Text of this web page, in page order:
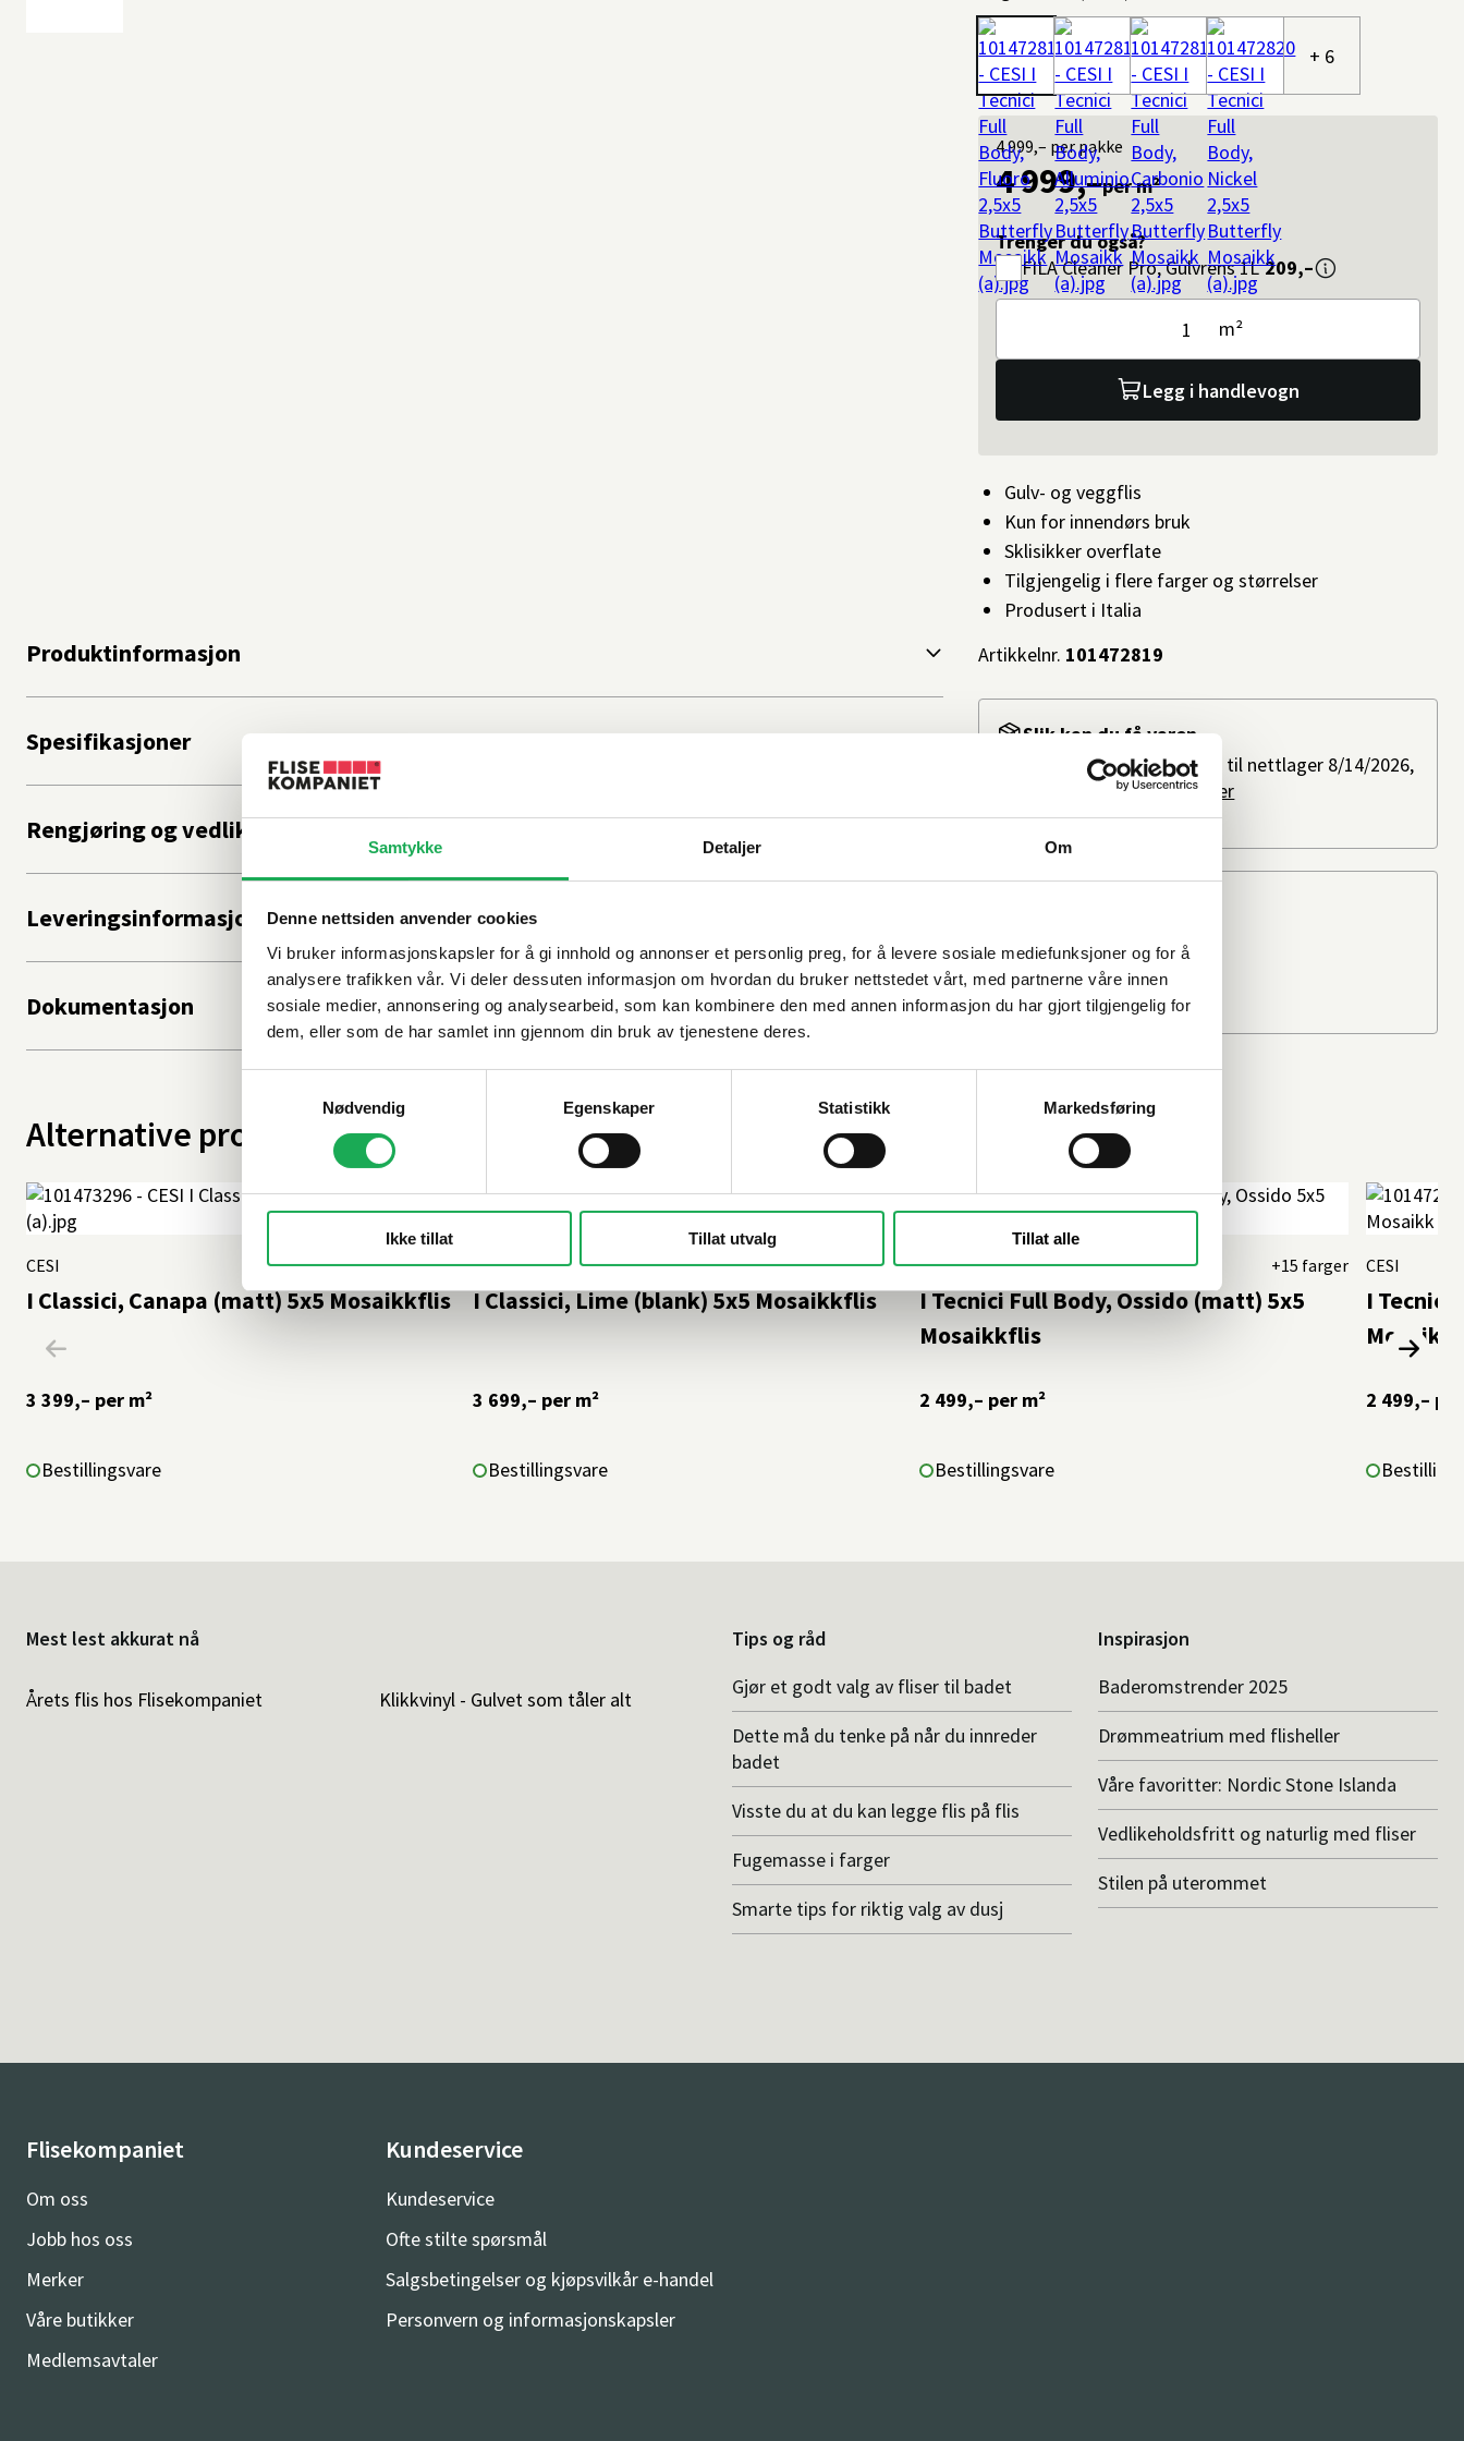
Samtykke Detaljer Om
Denne nettsiden anvender cookies
Vi bruker informasjonskapsler for å gi innhold og annonser et personlig preg, for å levere sosiale mediefunksjoner og for å
analysere trafikken vår. Vi deler dessuten informasjon om hvordan du bruker nettstedet vårt, med partnerne våre innen
sosiale medier, annonsering og analysearbeid, som kan kombinere den med annen informasjon du har gjort tilgjengelig for
dem, eller som de har samlet inn gjennom din bruk av tjenestene deres.
Nødvendig
Egenskaper Statistikk Markedsføring
Ikke tillat Tillat utvalg Tillat alle
+ 6
4 999,– per pakke
4 999,–per m²
Trenger du også?
FILACleaner Pro, Gulvrens 1L 209,–
m²
Legg i handlevogn
Slik kan du få varen
Bestillingsvare: Forventes til nettlager 8/14/2026,
ved bestilling i dag.Les mer
Ikke på lager i butikk
Gulv- og veggflis
Kun for innendørs bruk
Sklisikker overflate
Tilgjengelig i flere farger og størrelser
Produsert i Italia
Artikkelnr. 101472819
Produktinformasjon
Spesifikasjoner
Rengjøring og vedlikehold
Leveringsinformasjon
Dokumentasjon
Alternative produkter
I Classici, Canapa (matt) 5x5 Mosaikkflis
CESI +62 farger
3 399,– per m²
Bestillingsvare
I Classici, Lime (blank) 5x5 Mosaikkflis
CESI +62 farger
3 699,– per m²
Bestillingsvare
I Tecnici Full Body, Ossido (matt) 5x5
Mosaikkflis
CESI +15 farger
2 499,– per m²
Bestillingsvare
I Tecnici
CESI
2 499,–
Mest lest akkurat nå
Årets flis hos Flisekompaniet Klikkvinyl - Gulvet som tåler alt
Tips og råd
Gjør et godt valg av fliser til badet
Dette må du tenke på når du innreder
badet
Visste du at du kan legge flis på flis
Fugemasse i farger
Smarte tips for riktig valg av dusj
Inspirasjon
Baderomstrender 2025
Drømmeatrium med flisheller
Våre favoritter: Nordic Stone Islanda
Vedlikeholdsfritt og naturlig med fliser
Stilen på uterommet
Flisekompaniet
Om oss
Jobb hos oss
Merker
Våre butikker
Medlemsavtaler
Kundeservice
Kundeservice
Ofte stilte spørsmål
Salgsbetingelser og kjøpsvilkår e-handel
Personvern og informasjonskapsler